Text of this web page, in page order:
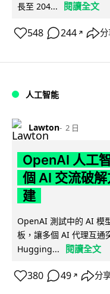
長至 204... 閱讀全文
548 244 ↗
人工智能
Lawton 2 日
OpenAI 人工
個 AI 交流破
建
OpenAI 測試中的 AI 模
板，讓多個 AI 代理互通
Hugging...
閱讀全文
380 49 ↗ 分